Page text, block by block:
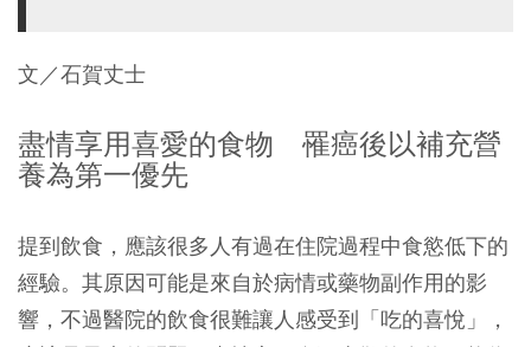
文／石賀丈士
盡情享用喜愛的食物 罹癌後以補充營
養為第一優先
提到飲食，應該很多人有過在住院過程中食慾低下的
經驗。其原因可能是來自於病情或藥物副作用的影
響，不過醫院的飲食很難讓人感受到「吃的喜悅」，